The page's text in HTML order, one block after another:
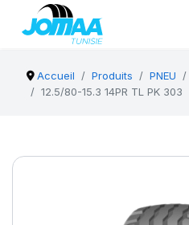
Accueil Produits PNEU
12.5/80-15.3 14PR TL PK 303